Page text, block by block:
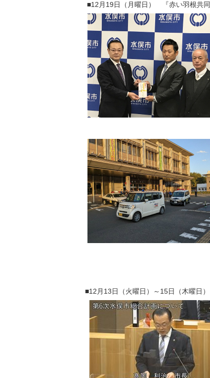
■12月19日（月曜日） 『赤い羽根共同
■12月13日（火曜日）～15日（木曜